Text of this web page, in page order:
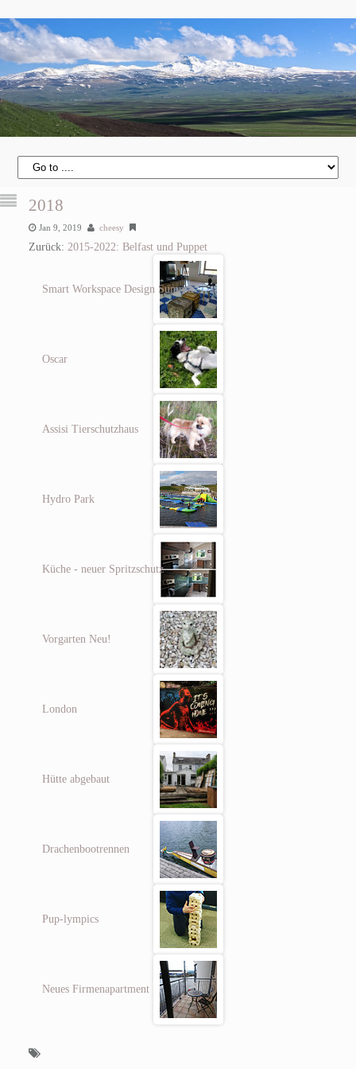
2018
Jan 9, 2019 cheesy
Zurück: 2015-2022: Belfast und Puppet
Smart Workspace Design Summit
Oscar
Assisi Tierschutzhaus
Hydro Park
Küche - neuer Spritzschutz
Vorgarten Neu!
London
Hütte abgebaut
Drachenbootrennen
Pup-lympics
Neues Firmenapartment